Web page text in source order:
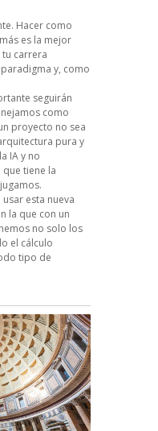
Hacer como
es la mejor
carrera
y, como
seguirán
como
proyecto no sea
pura y
IA y no
tiene la
esta nueva
la que con un
no solo los
el cálculo
tipo de